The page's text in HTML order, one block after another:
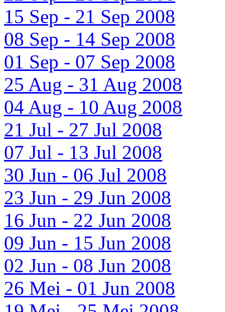
15 Sep - 21 Sep 2008
08 Sep - 14 Sep 2008
01 Sep - 07 Sep 2008
25 Aug - 31 Aug 2008
04 Aug - 10 Aug 2008
21 Jul - 27 Jul 2008
07 Jul - 13 Jul 2008
30 Jun - 06 Jul 2008
23 Jun - 29 Jun 2008
16 Jun - 22 Jun 2008
09 Jun - 15 Jun 2008
02 Jun - 08 Jun 2008
26 Mei - 01 Jun 2008